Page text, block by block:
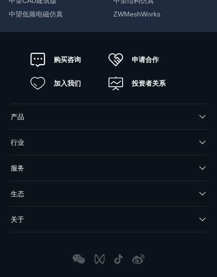
中望低频电磁仿真
ZWMeshWorks
购买咨询 申请合作
加入我们 投资者关系
产品
行业
服务
生态
关于